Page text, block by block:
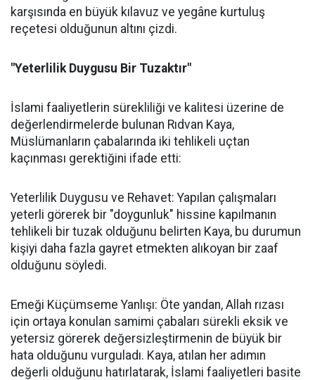
karşısında en büyük kılavuz ve yegâne kurtuluş
reçetesi olduğunun altını çizdi.
"Yeterlilik Duygusu Bir Tuzaktır"
İslami faaliyetlerin sürekliliği ve kalitesi üzerine de
değerlendirmelerde bulunan Rıdvan Kaya,
Müslümanların çabalarında iki tehlikeli uçtan
kaçınması gerektiğini ifade etti:
Yeterlilik Duygusu ve Rehavet: Yapılan çalışmaları
yeterli görerek bir "doygunluk" hissine kapılmanın
tehlikeli bir tuzak olduğunu belirten Kaya, bu durumun
kişiyi daha fazla gayret etmekten alıkoyan bir zaaf
olduğunu söyledi.
Emeği Küçümseme Yanlışı: Öte yandan, Allah rızası
için ortaya konulan samimi çabaları sürekli eksik ve
yetersiz görerek değersizleştirmenin de büyük bir
hata olduğunu vurguladı. Kaya, atılan her adımın
değerli olduğunu hatırlatarak, İslami faaliyetleri basite